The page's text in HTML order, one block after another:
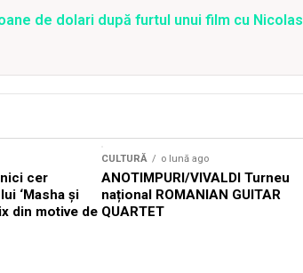
de dolari după furtul unui film cu Nicolas
cer
‘Masha și
din motive de
CULTURĂ o lună ago
ANOTIMPURI/VIVALDI Turneu
național ROMANIAN GUITAR
QUARTET